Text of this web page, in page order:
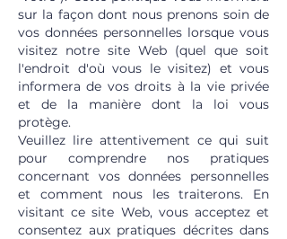
sur la façon dont nous prenons soin de
vos données personnelles lorsque vous
visitez notre site Web (quel que soit
l'endroit d'où vous le visitez) et vous
informera de vos droits à la vie privée
et de la manière dont la loi vous
protège.
Veuillez lire attentivement ce qui suit
pour comprendre nos pratiques
concernant vos données personnelles
et comment nous les traiterons. En
visitant ce site Web, vous acceptez et
consentez aux pratiques décrites dans